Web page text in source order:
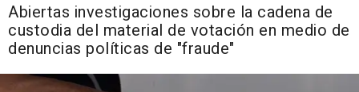
Abiertas investigaciones sobre la cadena de
custodia del material de votación en medio de
denuncias políticas de "fraude"